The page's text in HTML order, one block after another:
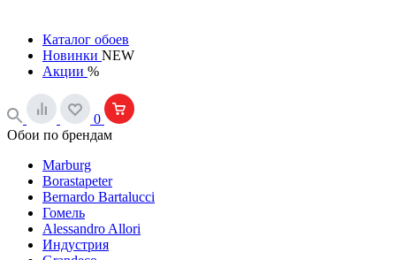
Каталог обоев
Новинки NEW
Акции %
0
Обои по брендам
Marburg
Borastapeter
Bernardo Bartalucci
Гомель
Alessandro Allori
Индустрия